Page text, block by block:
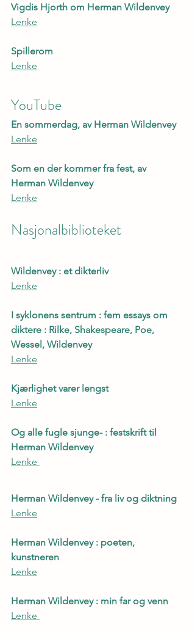
Vigdis Hjorth om Herman Wildenvey
Lenke
Spillerom
Lenke
YouTube
En sommerdag, av Herman Wildenvey
Lenke
Som en der kommer fra fest, av
Herman Wildenvey
Lenke
Nasjonalbiblioteket
Wildenvey : et dikterliv
Lenke
I syklonens sentrum : fem essays om
diktere : Rilke, Shakespeare, Poe,
Wessel, Wildenvey
Lenke
Kjærlighet varer lengst
Lenke
Og alle fugle sjunge- : festskrift til
Herman Wildenvey
Lenke
Herman Wildenvey - fra liv og diktning
Lenke
Herman Wildenvey : poeten,
kunstneren
Lenke
Herman Wildenvey : min far og venn
Lenke